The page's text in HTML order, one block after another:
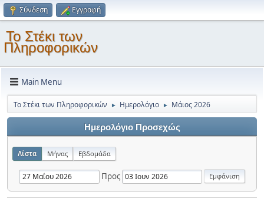
Σύνδεση Εγγραφή
Το Στέκι των
Πληροφορικών
Main Menu
Το Στέκι των Πληροφορικών ► Ημερολόγιο ► Μάιος 2026
Ημερολόγιο Προσεχώς
Λίστα Μήνας Εβδομάδα
Προς